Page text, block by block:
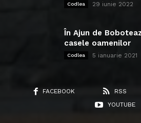
Codlea 29 iunie 2022
În Ajun de
casele oamenilor
Codlea 5 ianuarie 2021
FACEBOOK RSS
YOUTUBE